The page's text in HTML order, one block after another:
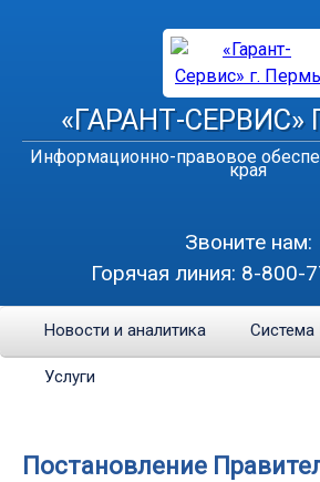
«ГАРАНТ-СЕРВИС»
Информационно-правовое
края
Звоните нам:
Горячая линия: 8-800-
Новости и аналитика
Услуги
Постановление